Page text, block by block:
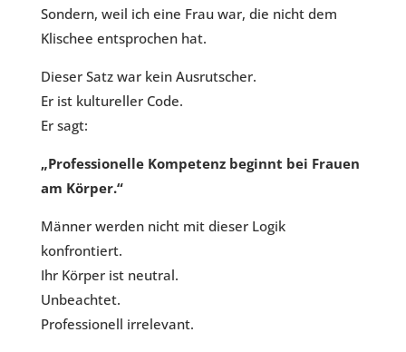
Sondern, weil ich eine Frau war, die nicht dem
Klischee entsprochen hat.
Dieser Satz war kein Ausrutscher.
Er ist kultureller Code.
Er sagt:
„Professionelle Kompetenz beginnt bei Frauen
am Körper.“
Männer werden nicht mit dieser Logik
konfrontiert.
Ihr Körper ist neutral.
Unbeachtet.
Professionell irrelevant.